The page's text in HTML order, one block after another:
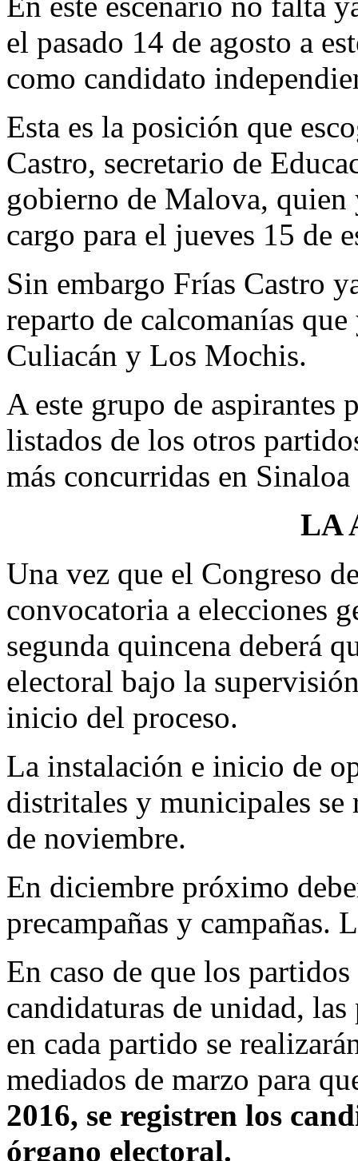
el pasado 14 de agosto a
como candidato
Esta es la posición que
Castro, secretario de
gobierno de Malova, quien
cargo para el jueves 15 de
Sin embargo Frías Castro
reparto de calcomanías
Culiacán y Los Mochis.
A este grupo de aspirantes
listados de los otros
más concurridas en
LA
Una vez que el Congreso
convocatoria a elecciones
segunda quincena deberá
electoral bajo la
inicio del proceso.
La instalación e inicio de
distritales y municipales se
de noviembre.
En diciembre próximo
precampañas y campañas.
En caso de que los
candidaturas de unidad,
en cada partido se
mediados de marzo para
2016, se registren los
órgano electoral.